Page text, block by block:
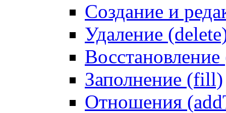
Создание и
Удаление
Заполнение (fill)
Отношения